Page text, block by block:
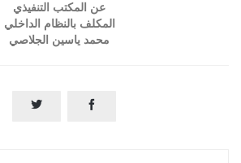
عن المكتب التنفيذي
المكلف بالنظام الداخلي
محمد ياسين الجلاصي

